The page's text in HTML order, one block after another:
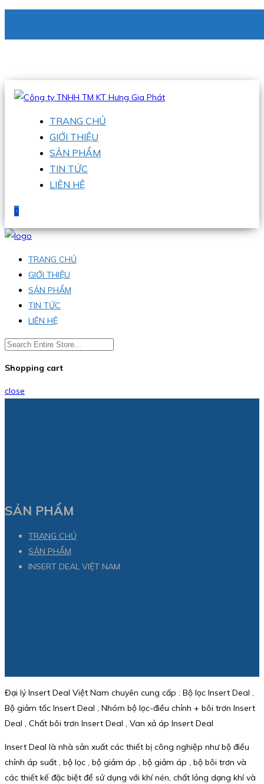
Hotline:0938 336 079
TRANG CHỦ
GIỚI THIỆU
SẢN PHẨM
TIN TỨC
LIÊN HỆ
0
TRANG CHỦ
GIỚI THIỆU
SẢN PHẨM
TIN TỨC
LIÊN HỆ
Shopping cart
close
SẢN PHẨM
TRANG CHỦ
SẢN PHẨM
INSERT DEAL VIỆT NAM
Đại lý Insert Deal Việt Nam chuyên cung cấp : Bộ lọc Insert Deal ,
Bộ giảm tốc Insert Deal , Nhóm bộ lọc-điều chỉnh + bôi trơn Insert
Deal , Chất bôi trơn Insert Deal , Van xả áp Insert Deal
Insert Deal là nhà sản xuất các thiết bị công nghiệp như bộ điều
chỉnh áp suất , bộ lọc , bộ giảm áp , bộ giảm áp , bộ bôi trơn và
các thiết kế đặc biệt để sử dụng với khí nén, chất lỏng dạng khí và